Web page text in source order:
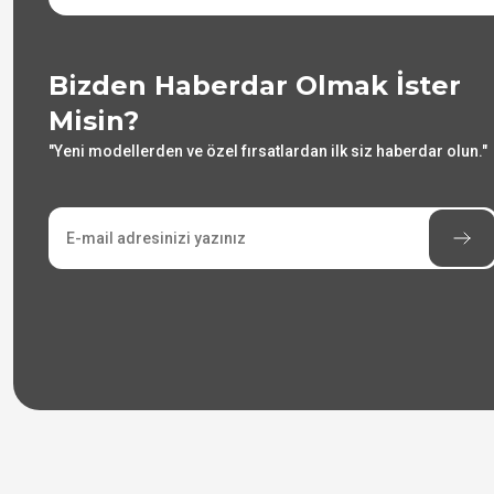
Bizden Haberdar Olmak İster
Misin?
"Yeni modellerden ve özel fırsatlardan ilk siz haberdar olun."